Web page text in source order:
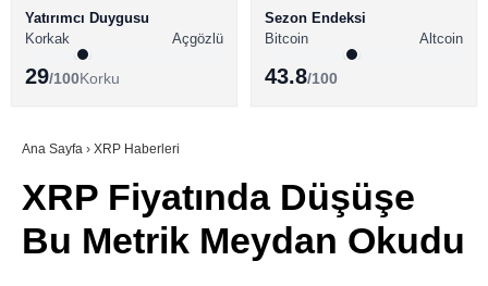
Youtube
TikTok
BİTCOİN HABERLERİ
ALTCOİN HABERLERİ
SÖZLÜK
Yatırımcı Duygusu
Korkak
Açgözlü
29/100Korku
Sezon Endeksi
Bitcoin
Altcoin
43.8/100
Ana Sayfa › XRP Haberleri
XRP Fiyatında Düşüşe
Bu Metrik Meydan Okudu